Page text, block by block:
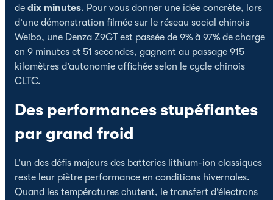
de dix minutes. Pour vous donner une idée concrète, lors
d’une démonstration filmée sur le réseau social chinois
Weibo, une Denza Z9GT est passée de 9% à 97% de charge
en 9 minutes et 51 secondes, gagnant au passage 915
kilomètres d’autonomie affichée selon le cycle chinois
CLTC.
Des performances stupéfiantes
par grand froid
L’un des défis majeurs des batteries lithium-ion classiques
reste leur piètre performance en conditions hivernales.
Quand les températures chutent, le transfert d’électrons